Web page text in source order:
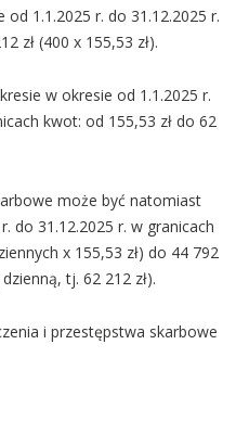
1.1.2025 r. do 31.12.2025 r.
zł (400 x 155,53 zł).
w okresie od 1.1.2025 r.
kwot: od 155,53 zł do 62
może być natomiast
do 31.12.2025 r. w granicach
x 155,53 zł) do 44 792
tj. 62 212 zł).
i przestępstwa skarbowe